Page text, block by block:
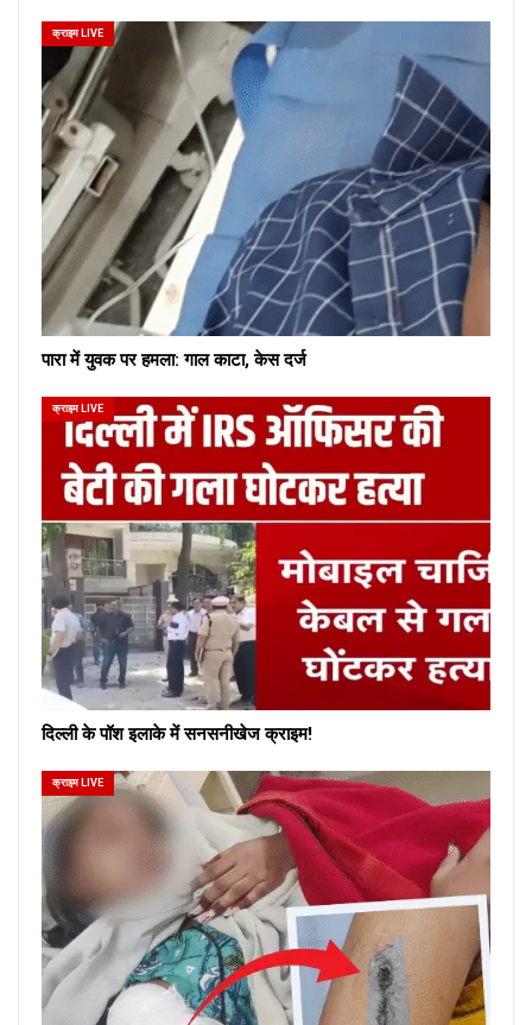
क्राइम LIVE
पारा में युवक पर हमला: गाल काटा, केस दर्ज
क्राइम LIVE
दिल्ली के पॉश इलाके में सनसनीखेज क्राइम!
क्राइम LIVE